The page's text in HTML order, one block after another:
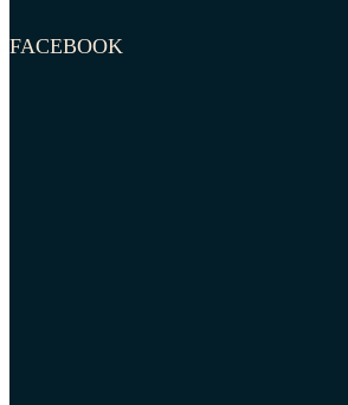
FACEBOOK